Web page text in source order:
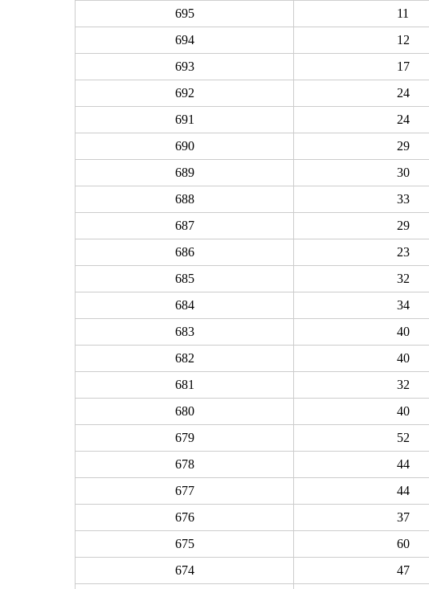
695
11
694
12
693
17
692
24
691
24
690
29
689
30
688
33
687
29
686
23
685
32
684
34
683
40
682
40
681
32
680
40
679
52
678
44
677
44
676
37
675
60
674
47